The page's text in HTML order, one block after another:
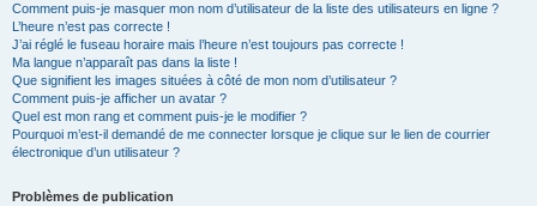
Comment puis-je masquer mon nom d’utilisateur de la liste des utilisateurs en ligne ?
L’heure n’est pas correcte !
J’ai réglé le fuseau horaire mais l’heure n’est toujours pas correcte !
Ma langue n’apparaît pas dans la liste !
Que signifient les images situées à côté de mon nom d’utilisateur ?
Comment puis-je afficher un avatar ?
Quel est mon rang et comment puis-je le modifier ?
Pourquoi m’est-il demandé de me connecter lorsque je clique sur le lien de courrier
électronique d’un utilisateur ?
Problèmes de publication